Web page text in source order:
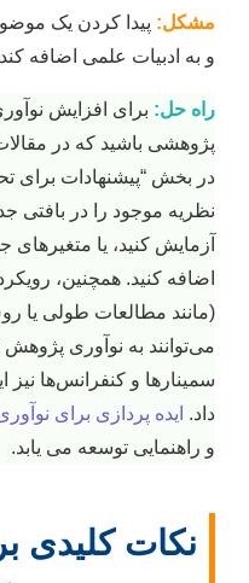
مشکل: پیدا کردن یک
و به ادبیات علمی اضافه
راه حل: برای افزایش
پژوهشی باشید که در
در بخش “پیشنهادات برای
نظریه موجود را در
آزمایش کنید، یا
اضافه کنید. همچنین،
(مانند مطالعات طولی یا
می‌توانند به نوآوری
سمینارها و کنفرانس‌ها نیز
داد. ایده پردازی برای
و راهنمایی توسعه می یابد.
نکات کلیدی